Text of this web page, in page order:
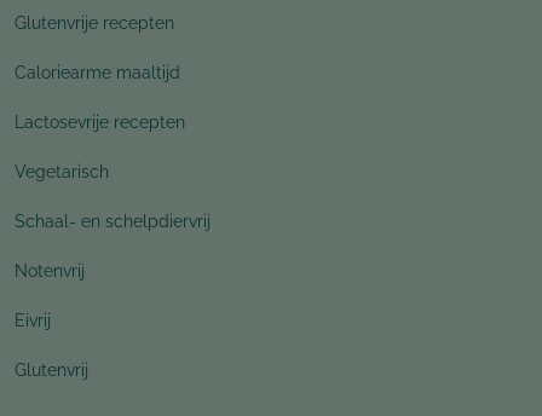
Glutenvrije recepten
Caloriearme maaltijd
Lactosevrije recepten
Vegetarisch
Schaal- en schelpdiervrij
Notenvrij
Eivrij
Glutenvrij